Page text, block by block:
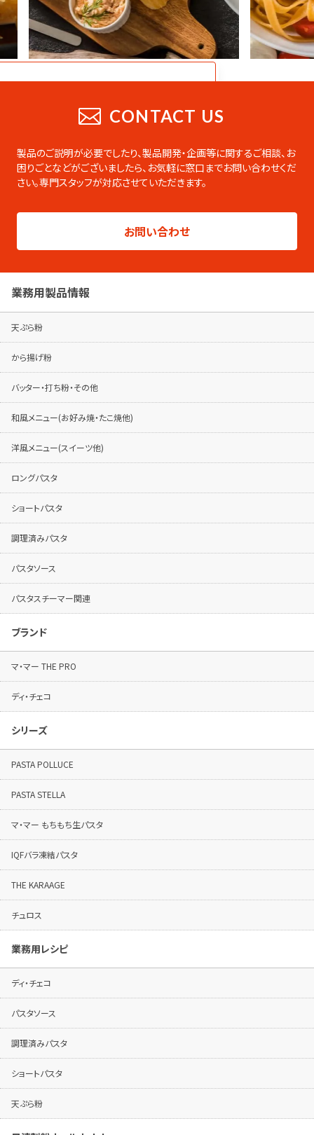
CATALOG
業務用総合カタログ
です。PDFのダウンロードやページの印刷な
ども可能です。
製品シリーズ毎のパンフレットは専用ページ
パンフレットはこちらから
CONTACT US
製品のご説明が必要でしたり、製品開発・企画等に関するご相談、お
困りごとなどがございましたら、 お気軽に窓口までお問い合わせくだ
さい。専門スタッフが対応させていただきます。
お問い合わせ
業務用製品情報
天ぷら粉
から揚げ粉
バッター・打ち粉・その他
和風メニュー(お好み焼・たこ焼他)
洋風メニュー(スイーツ他)
ロングパスタ
ショートパスタ
調理済みパスタ
パスタソース
パスタスチーマー関連
ブランド
マ・マー THE PRO
ディ・チェコ
シリーズ
PASTA POLLUCE
PASTA STELLA
マ・マー もちもち生パスタ
IQFバラ凍結パスタ
THE KARAAGE
チュロス
業務用レシピ
ディ・チェコ
パスタソース
調理済みパスタ
ショートパスタ
天ぷら粉